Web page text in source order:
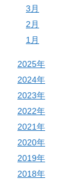
3月
2月
1月
2025年
2024年
2023年
2022年
2021年
2020年
2019年
2018年